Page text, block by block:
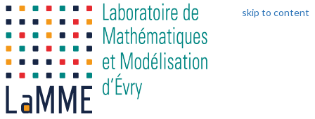
skip to content